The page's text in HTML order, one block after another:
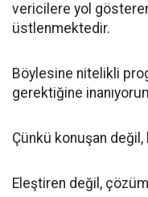
vericilere yol
üstlenmektedir.
Böylesine nitelikli
gerektiğine
Çünkü konuşan
Eleştiren değil,